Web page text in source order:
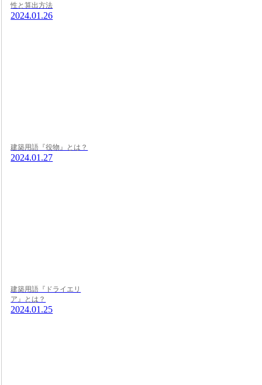
性と算出方法
2024.01.26
建築用語『役物』とは？
2024.01.27
建築用語『ドライエリ
ア』とは？
2024.01.25